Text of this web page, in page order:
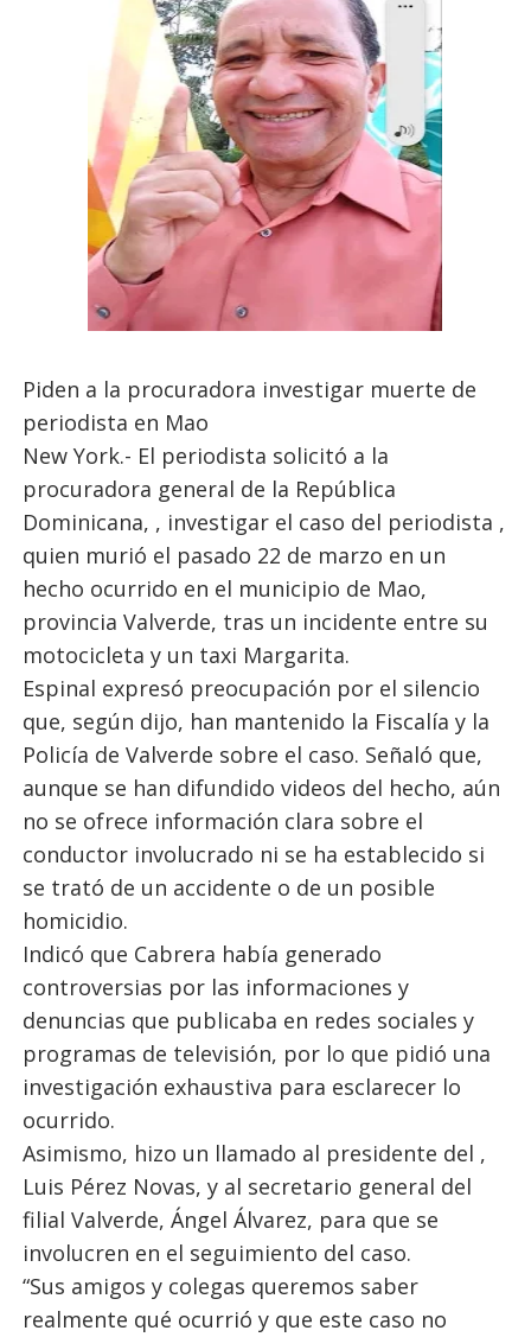
Piden a la procuradora investigar muerte de
periodista en Mao
New York.- El periodista solicitó a la
procuradora general de la República
Dominicana, , investigar el caso del periodista ,
quien murió el pasado 22 de marzo en un
hecho ocurrido en el municipio de Mao,
provincia Valverde, tras un incidente entre su
motocicleta y un taxi Margarita.
Espinal expresó preocupación por el silencio
que, según dijo, han mantenido la Fiscalía y la
Policía de Valverde sobre el caso. Señaló que,
aunque se han difundido videos del hecho, aún
no se ofrece información clara sobre el
conductor involucrado ni se ha establecido si
se trató de un accidente o de un posible
homicidio.
Indicó que Cabrera había generado
controversias por las informaciones y
denuncias que publicaba en redes sociales y
programas de televisión, por lo que pidió una
investigación exhaustiva para esclarecer lo
ocurrido.
Asimismo, hizo un llamado al presidente del ,
Luis Pérez Novas, y al secretario general del
filial Valverde, Ángel Álvarez, para que se
involucren en el seguimiento del caso.
“Sus amigos y colegas queremos saber
realmente qué ocurrió y que este caso no